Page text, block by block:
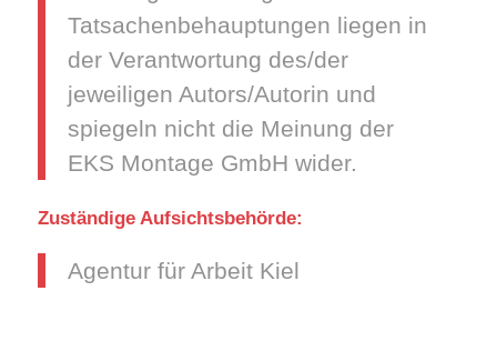
Tatsachenbehauptungen liegen in
der Verantwortung des/der
jeweiligen Autors/Autorin und
spiegeln nicht die Meinung der
EKS Montage GmbH wider.
Zuständige Aufsichtsbehörde:
Agentur für Arbeit Kiel